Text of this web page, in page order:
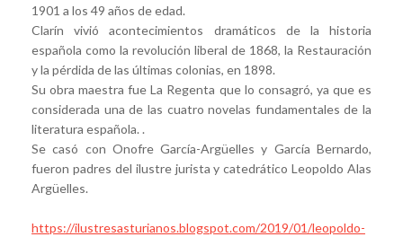
1901 a los 49 años de edad.
Clarín vivió acontecimientos dramáticos de la historia
española como la revolución liberal de 1868, la Restauración
y la pérdida de las últimas colonias, en 1898.
Su obra maestra fue La Regenta que lo consagró, ya que es
considerada una de las cuatro novelas fundamentales de la
literatura española. .
Se casó con Onofre García-Argüelles y García Bernardo,
fueron padres del ilustre jurista y catedrático Leopoldo Alas
Argüelles.
https://ilustresasturianos.blogspot.com/2019/01/leopoldo-